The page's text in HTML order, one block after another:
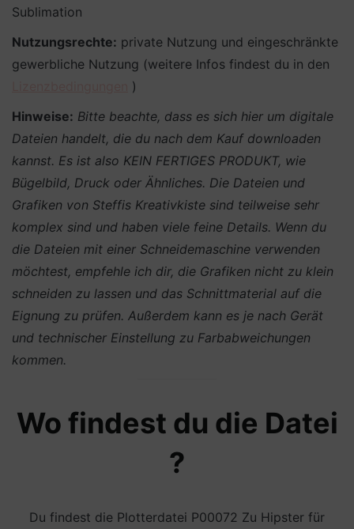
Sublimation
Nutzungsrechte: private Nutzung und eingeschränkte
gewerbliche Nutzung (weitere Infos findest du in den
)
Hinweise: Bitte beachte, dass es sich hier um digitale
Dateien handelt, die du nach dem Kauf downloaden
kannst. Es ist also KEIN FERTIGES PRODUKT, wie
Bügelbild, Druck oder Ähnliches. Die Dateien und
Grafiken von Steffis Kreativkiste sind teilweise sehr
komplex sind und haben viele feine Details. Wenn du
die Dateien mit einer Schneidemaschine verwenden
möchtest, empfehle ich dir, die Grafiken nicht zu klein
schneiden zu lassen und das Schnittmaterial auf die
Eignung zu prüfen. Außerdem kann es je nach Gerät
und technischer Einstellung zu Farbabweichungen
kommen.
Wo findest du die Datei
?
Du findest die Plotterdatei P00072 Zu Hipster für